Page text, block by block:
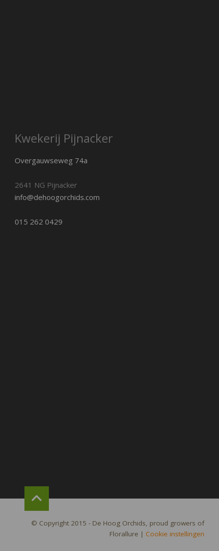
Kwekerij Pijnacker
Overgauwseweg 74a
2641 NG Pijnacker
info@dehoogorchids.com
015 262 0429
© Copyright 2015 - De Hoog Orchids, proud growers of
Florallure | Cookie instellingen